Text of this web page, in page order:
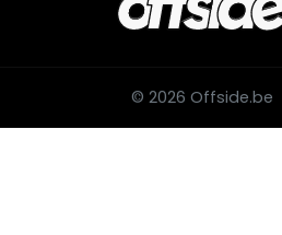
© 2026 Offside.be